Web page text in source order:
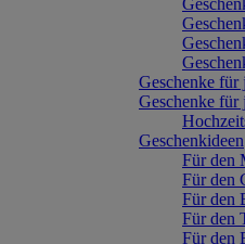
Geschenke für
Geschenke für
Geschenkideen
Für den
Für den
Für den
Für den
Für den